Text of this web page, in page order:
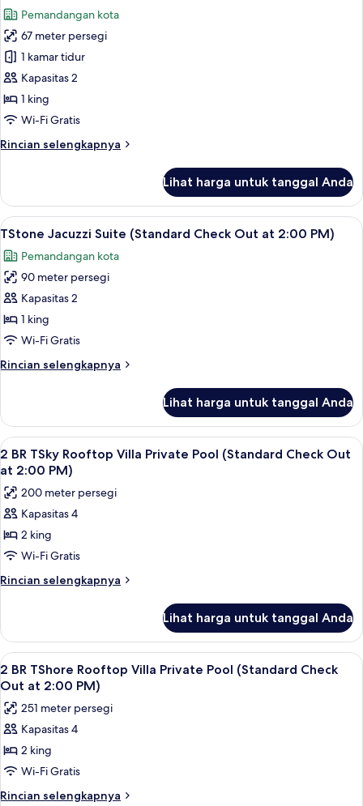
Out
at
2:00
PM)
foto
untuk
TSand
Suite
(Standard
Check
at
Pemandangan kota
67 meter persegi
1 kamar tidur
Kapasitas 2
1 king
Wi-Fi Gratis
Rincian selengkapnya
Rincian
TSand
Suite
(Standard
Out
at
PM)
Lihat harga untuk tanggal Anda
Lihat
semua
foto
untuk
TStone
Jacuzzi
Suite
Check
2:00
PM)
TStone Jacuzzi Suite (Standard
11
TStone Jacuzzi Suite (Standard Check Out at 2:00 PM)
Pemandangan kota
90 meter persegi
Kapasitas 2
1 king
Wi-Fi Gratis
Rincian selengkapnya
Rincian
TStone
Jacuzzi
Suite
(Standard
Out
at
PM)
Lihat harga untuk tanggal Anda
Lihat
semua
foto
untuk
2
BR
TSky
Rooftop
Pool
(Standard
Check
Out
at
2:00
PM)
2 BR TSky Rooftop Villa Private
12
2 BR TSky Rooftop Villa Private Pool (Standard Check Out
at 2:00 PM)
200 meter persegi
Kapasitas 4
2 king
Wi-Fi Gratis
Rincian selengkapnya
Rincian
2
BR
TSky
Rooftop
Private
Pool
(Standard
Check
Out
2:00
Lihat harga untuk tanggal Anda
Lihat
semua
foto
untuk
2
BR
TShore
Rooftop
2 BR TShore Rooftop Villa Private
8
2 BR TShore Rooftop Villa Private Pool (Standard Check
Out at 2:00 PM)
251 meter persegi
Kapasitas 4
2 king
Wi-Fi Gratis
Rincian selengkapnya
Rincian